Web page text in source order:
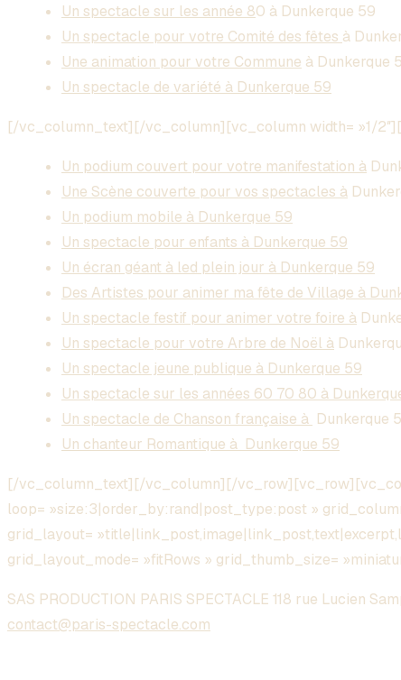
Un spectacle sur les année 80 à Dunkerque 59
Un spectacle pour votre Comité des fêtes à
Une animation pour votre Commune à Dunkerque
Un spectacle de variété à Dunkerque 59
[/vc_column_text][/vc_column][vc_column width= »1/
Un podium couvert pour votre manifestation à
Une Scène couverte pour vos spectacles à
Un podium mobile à Dunkerque 59
Un spectacle pour enfants à Dunkerque 59
Un écran géant à led plein jour à Dunkerque 59
Des Artistes pour animer ma fête de Village à
Un spectacle festif pour animer votre foire à
Un spectacle pour votre Arbre de Noël à
Un spectacle jeune publique à Dunkerque 59
Un spectacle sur les années 60 70 80 à
Un spectacle de Chanson française à Dunkerque
Un chanteur Romantique à Dunkerque 59
[/vc_column_text][/vc_column][/
loop= »size:3|order_by:rand|post_type:post »
grid_layout=
grid_layout_mode= »fitRows » grid_thumb_size=
SAS PRODUCTION PARIS SPECTACLE 118 rue Lucien
contact@paris-spectacle.com